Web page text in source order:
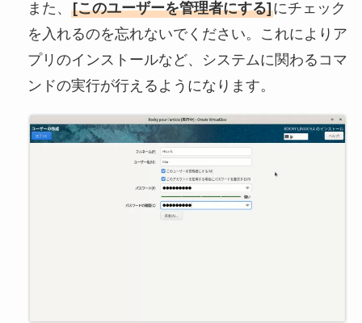
また、 [このユーザーを管理者にする]にチェック
を入れるのを忘れないでください。これによりア
プリのインストールなど、システムに関わるコマ
ンドの実行が行えるようになります。